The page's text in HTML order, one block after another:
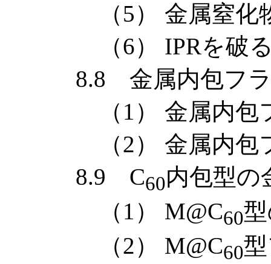
（5） 金属窒化物
（6） IPRを破る金
8.8 金属内包フラー
（1） 金属内包フ
（2） 金属内包フ
8.9 C60内包型の
（1） M@C60
（2） M@C60